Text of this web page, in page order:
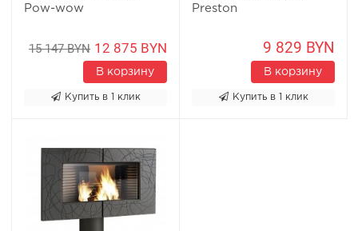
Pow-wow
15 147 BYN 12 875 BYN
В корзину
Купить в 1 клик
Preston
9 829 BYN
В корзину
Купить в 1 клик